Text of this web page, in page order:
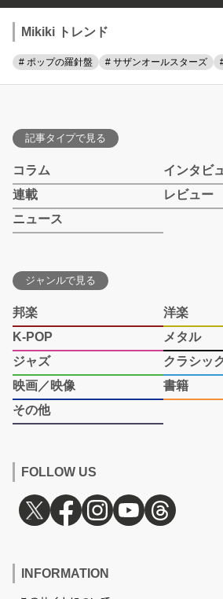
Mikiki トレンド
# ポップの羅針盤 # サザンオールスターズ
記事タイプで見る
コラム
インタビ
連載
レビュー
ニュース
ジャンルで見る
邦楽
洋楽
K-POP
メタル
ジャズ
クラシッ
映画／映像
書籍
その他
FOLLOW US
INFORMATION